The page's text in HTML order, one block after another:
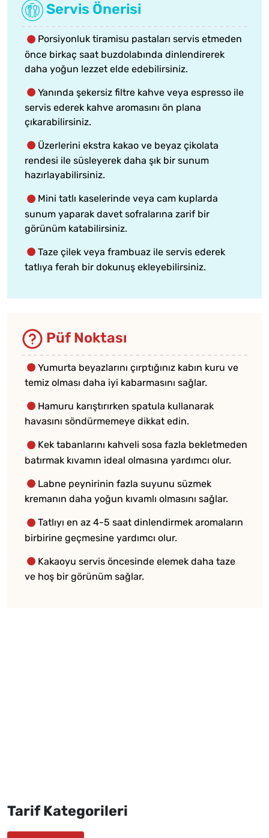
Servis Önerisi
Porsiyonluk tiramisu pastaları servis etmeden
önce birkaç saat buzdolabında dinlendirerek
daha yoğun lezzet elde edebilirsiniz.
Yanında şekersiz filtre kahve veya espresso ile
servis ederek kahve aromasını ön plana
çıkarabilirsiniz.
Üzerlerini ekstra kakao ve beyaz çikolata
rendesi ile süsleyerek daha şık bir sunum
hazırlayabilirsiniz.
Mini tatlı kaselerinde veya cam kuplarda
sunum yaparak davet sofralarına zarif bir
görünüm katabilirsiniz.
Taze çilek veya frambuaz ile servis ederek
tatlıya ferah bir dokunuş ekleyebilirsiniz.
Püf Noktası
Yumurta beyazlarını çırptığınız kabın kuru ve
temiz olması daha iyi kabarmasını sağlar.
Hamuru karıştırırken spatula kullanarak
havasını söndürmemeye dikkat edin.
Kek tabanlarını kahveli sosa fazla bekletmeden
batırmak kıvamın ideal olmasına yardımcı olur.
Labne peynirinin fazla suyunu süzmek
kremanın daha yoğun kıvamlı olmasını sağlar.
Tatlıyı en az 4-5 saat dinlendirmek aromaların
birbirine geçmesine yardımcı olur.
Kakaoyu servis öncesinde elemek daha taze
ve hoş bir görünüm sağlar.
Tarif Kategorileri